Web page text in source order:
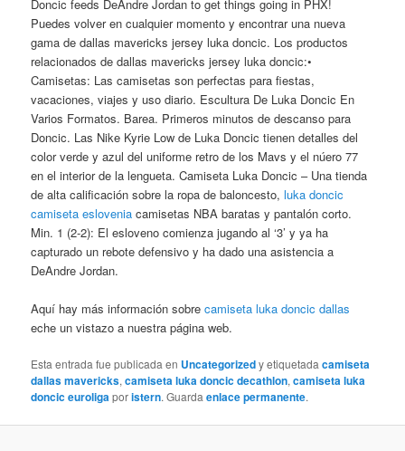
Doncic feeds DeAndre Jordan to get things going in PHX!
Puedes volver en cualquier momento y encontrar una nueva
gama de dallas mavericks jersey luka doncic. Los productos
relacionados de dallas mavericks jersey luka doncic:•
Camisetas: Las camisetas son perfectas para fiestas,
vacaciones, viajes y uso diario. Escultura De Luka Doncic En
Varios Formatos. Barea. Primeros minutos de descanso para
Doncic. Las Nike Kyrie Low de Luka Doncic tienen detalles del
color verde y azul del uniforme retro de los Mavs y el núero 77
en el interior de la lengueta. Camiseta Luka Doncic – Una tienda
de alta calificación sobre la ropa de baloncesto,luka doncic
camiseta eslovenia camisetas NBA baratas y pantalón corto.
Min. 1 (2-2): El esloveno comienza jugando al ‘3’ y ya ha
capturado un rebote defensivo y ha dado una asistencia a
DeAndre Jordan.
Aquí hay más información sobrecamiseta luka doncic dallas
eche un vistazo a nuestra página web.
Esta entrada fue publicada en Uncategorizedy etiquetadacamiseta
dallas mavericks,camiseta luka doncic decathlon,camiseta luka
doncic euroligaporistern. Guardaenlace permanente.